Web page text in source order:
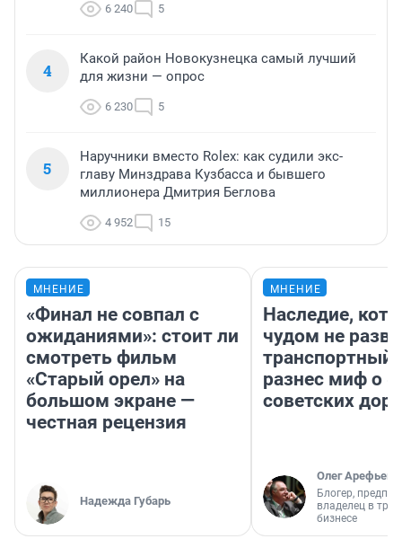
6 240 5
4
Какой район Новокузнецка самый лучший
для жизни — опрос
6 230 5
5
Наручники вместо Rolex: как судили экс-
главу Минздрава Кузбасса и бывшего
миллионера Дмитрия Беглова
4 952 15
МНЕНИЕ
«Финал не совпал с
ожиданиями»: стоит ли
смотреть фильм
«Старый орел» на
большом экране —
честная рецензия
Надежда Губарь
МНЕНИЕ
Наследие,
чудом не
транспортный
разнес миф о
советских
Олег Арефьев
Блогер,
владелец в
бизнесе